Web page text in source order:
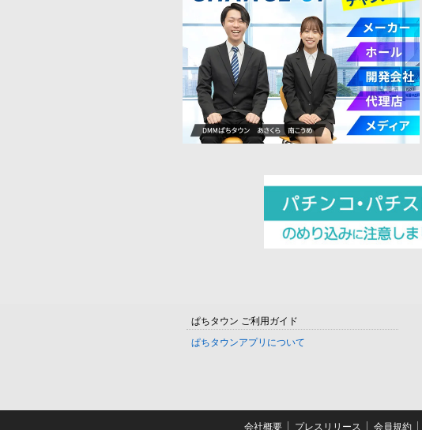
ぱちタウン ご利用ガイド
ぱちタウンアプリについて
会社概要 プレスリリース 会員規約